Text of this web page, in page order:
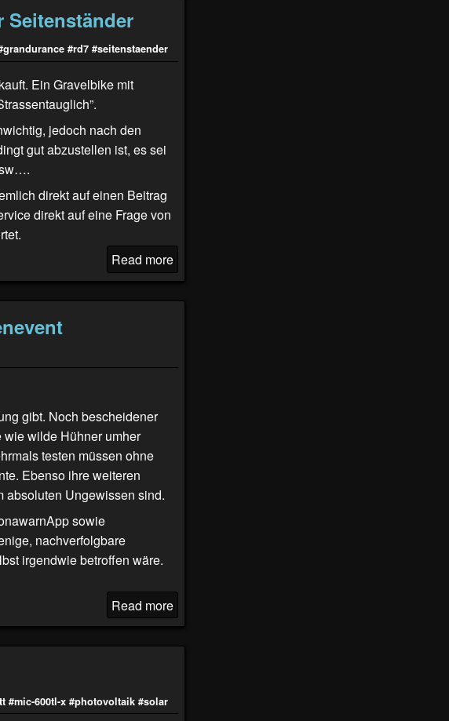
Seitenständer
#rd7 #seitenstaender
Ein Gravelbike mit
jedoch nach den
gut abzustellen ist, es sei
direkt auf einen Beitrag
direkt auf eine Frage von
Read more
gibt. Noch bescheidener
wie wilde Hühner umher
testen müssen ohne
Ebenso ihre weiteren
absoluten Ungewissen sind.
sowie
nachverfolgbare
irgendwie betroffen wäre.
Read more
#mic-600tl-x #photovoltaik #solar